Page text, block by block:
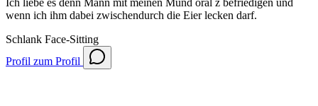
Ich liebe es denn Mann mit meinen Mund oral z befriedigen und
wenn ich ihm dabei zwischendurch die Eier lecken darf.
Schlank Face-Sitting
Profil zum Profil